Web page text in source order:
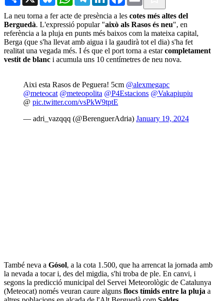
La neu torna a fer acte de presència a les cotes més altes del
Berguedà. L'expressió popular "això als Rasos és neu", en
referència a la pluja en punts més baixos com la mateixa capital,
Berga (que s'ha llevat amb aigua i la gaudirà tot el dia) s'ha fet
realitat una vegada més. I és que el port torna a estarcompletament
vestit de blanc i acumula uns 10 centímetres de neu nova.
Aixi esta Rasos de Peguera! 5cm @alexmegapc
@meteocat @meteopolita @P4Estacions @Vakapiupiu
@ pic.twitter.com/vsPkW9tptE
— adri_vazqqq (@BerenguerAdria) January 19, 2024
També neva a Gósol, a la cota 1.500, que ha arrencat la jornada amb
la nevada a tocar i, des del migdia, s'hi troba de ple. En canvi, i
segons la predicció municipal del Servei Meteorològic de Catalunya
(Meteocat) només veuran caure alguns flocs tímids entre la pluja a